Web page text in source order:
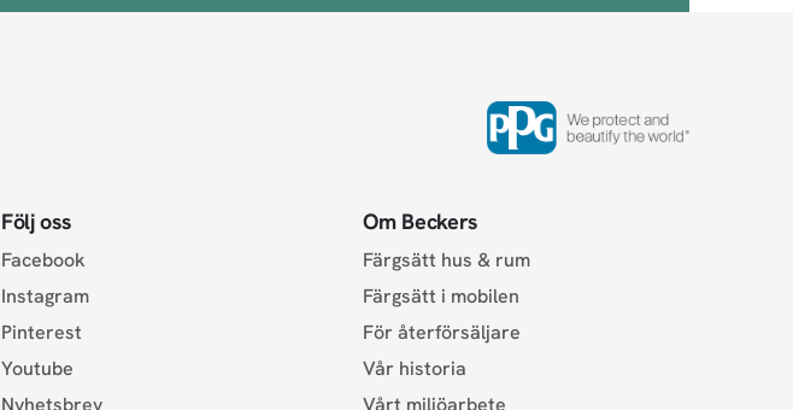
Följ oss
Facebook
Instagram
Pinterest
Youtube
Nyhetsbrev
Om Beckers
Färgsätt hus & rum
Färgsätt i mobilen
För återförsäljare
Vår historia
Vårt miljöarbete